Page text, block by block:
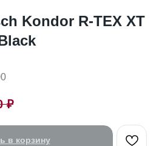
Kondor R-TEX XT
₽
в корзину